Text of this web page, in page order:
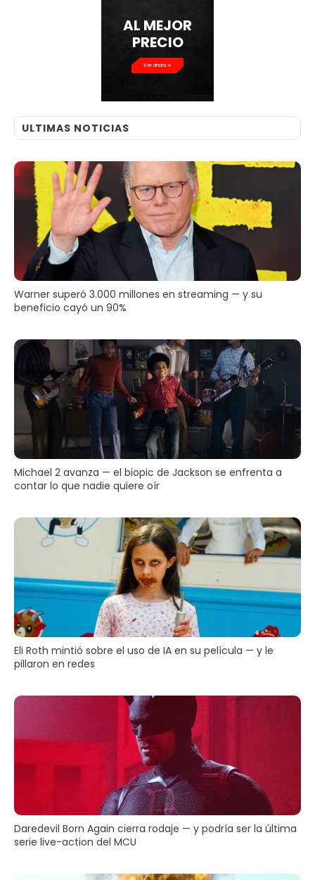
AL MEJOR
PRECIO
Ver ahora
ULTIMAS NOTICIAS
Warner superó 3.000 millones en streaming — y su
beneficio cayó un 90%
Michael 2 avanza — el biopic de Jackson se enfrenta a
contar lo que nadie quiere oír
Eli Roth mintió sobre el uso de IA en su película — y le
pillaron en redes
Daredevil Born Again cierra rodaje — y podría ser la última
serie live-action del MCU